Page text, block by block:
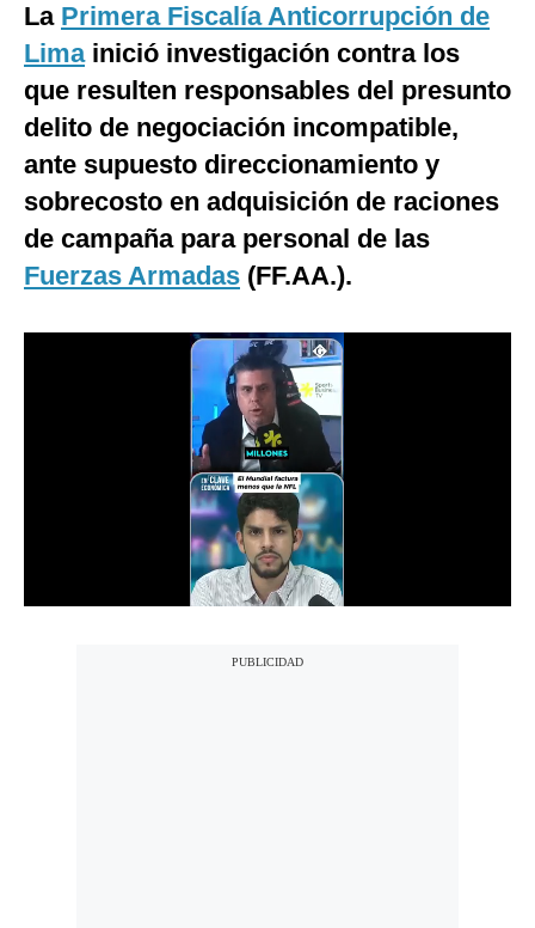
EEUU
México
España
Internacional
Tecnología
Club del Suscriptor
Fotogalerías
La Primera Fiscalía Anticorrupción de
Limainició investigación contra los
que resulten responsables del presunto
delito de negociación incompatible,
ante supuesto direccionamiento y
sobrecosto en adquisición de raciones
de campaña para personal de las
Fuerzas Armadas (FF.AA.).